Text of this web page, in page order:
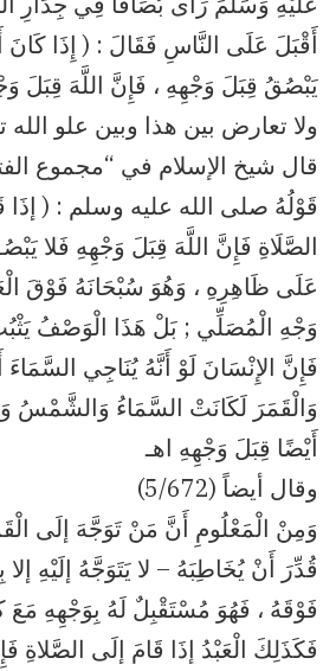
أَقْبَلَ عَلَى النَّاسِ فَقَالَ : ( إِذَا
يَبْصُقُ قِبَلَ وَجْهِهِ ، فَإِنَّ اللَّهَ قِبَلَ
ولا تعارض بين هذا وبين علو
قال شيخ الإسلام في “مجموع
قَوْلُهُ صلى الله عليه وسلم : ( إذَا
الصَّلَاةِ فَإِنَّ اللَّهَ قِبَلَ وَجْهِهِ فَلا
عَلَى ظَاهِرِهِ ، وَهُوَ سُبْحَانَهُ فَوْقَ
وَجْهِ الْمُصَلِّي ; بَلْ هَذَا الْوَصْفُ
فَإِنَّ الإِنْسَانَ لَوْ أَنَّهُ يُنَاجِي
وَالْقَمَرَ لَكَانَتْ السَّمَاءُ وَالشَّمْسُ
أَيْضًا قِبَلَ وَجْهِهِ اهـ
وقال أيضاً (5/672)
وَمِنْ الْمَعْلُومِ أَنَّ مَنْ تَوَجَّهَ إلَى
قُدِّرَ أَنْ يُخَاطِبَهُ – لا يَتَوَجَّهُ إلَيْهِ
فَوْقَهُ ، فَهُوَ مُسْتَقْبِلٌ لَهُ بِوَجْهِهِ مَعَ
فَكَذَلِكَ الْعَبْدُ إذَا قَامَ إلَى الصَّلاةِ